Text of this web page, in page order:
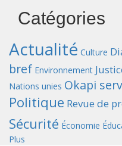
Catégories
Actualité Culture
bref Environnement
Nations unies Okapi
Politique Revue de
Sécurité Économie
Plus